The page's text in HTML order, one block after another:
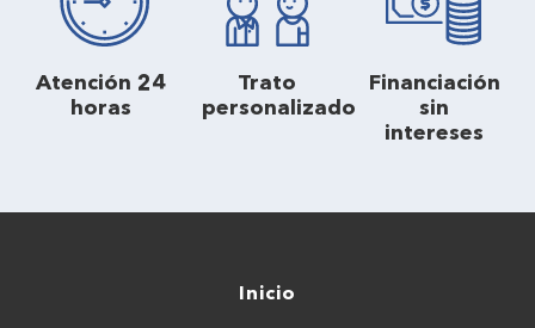
Atención 24
horas
Trato
personalizado
Financiación
sin
intereses
Inicio